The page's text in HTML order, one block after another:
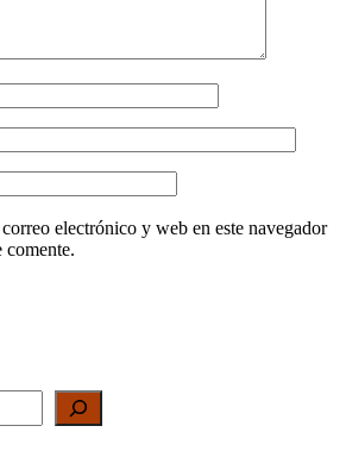
electrónico y web en este navegador
comente.